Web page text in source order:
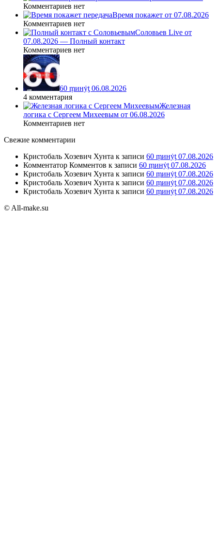
Комментариев нет
Время покажет от 07.08.2026
Комментариев нет
Соловьев Live от
07.08.2026 — Полный контакт
Комментариев нет
60 ṃинẏƫ 06.08.2026
4 комментария
Железная
логика с Сергеем Михеевым от 06.08.2026
Комментариев нет
Свежие комментарии
Кристобаль Хозевич Хунта к записи 60 ṃинẏƫ 07.08.2026
Комментатор Комментов к записи 60 ṃинẏƫ 07.08.2026
Кристобаль Хозевич Хунта к записи 60 ṃинẏƫ 07.08.2026
Кристобаль Хозевич Хунта к записи 60 ṃинẏƫ 07.08.2026
Кристобаль Хозевич Хунта к записи 60 ṃинẏƫ 07.08.2026
© All-make.su